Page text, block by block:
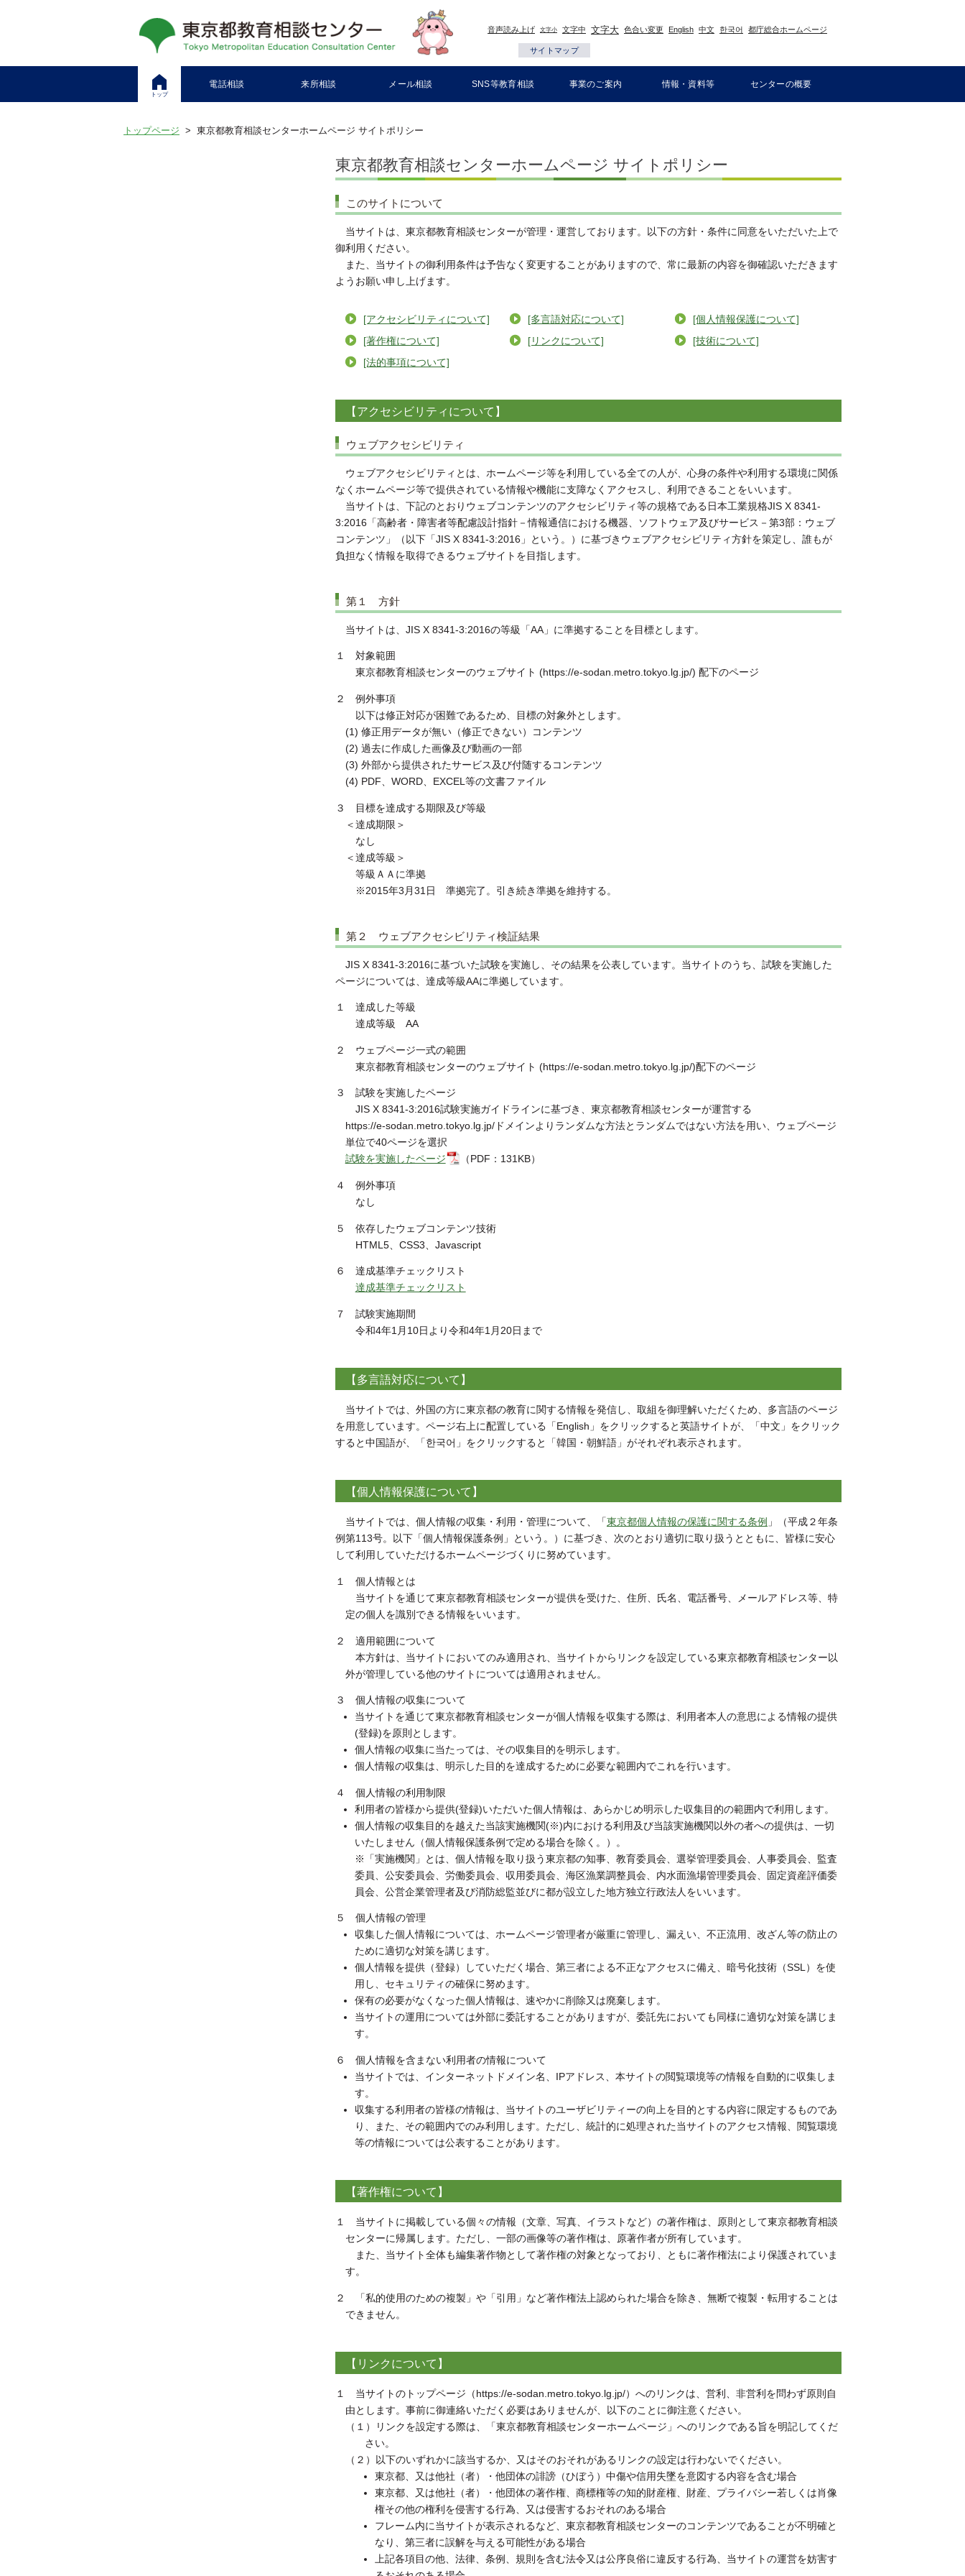
音声読み上げ 文字小 文字中 文字大 色合い変更 English 中文 한국어 都庁総合ホームページ
サイトマップ
トップ
電話相談 来所相談 メール相談 SNS等教育相談 事業のご案内 情報・資料等 センターの概要
トップページ > 東京都教育相談センターホームページ サイトポリシー
東京都教育相談センターホームページ サイトポリシー
このサイトについて
当サイトは、東京都教育相談センターが管理・運営しております。以下の方針・条件に同意をいただいた上で
御利用ください。
また、当サイトの御利用条件は予告なく変更することがありますので、常に最新の内容を御確認いただきます
ようお願い申し上げます。
[アクセシビリティについて] [多言語対応について]
[個人情報保護について]
[著作権について]
[リンクについて]
[技術について]
[法的事項について]
【アクセシビリティについて】
ウェブアクセシビリティ
ウェブアクセシビリティとは、ホームページ等を利用している全ての人が、心身の条件や利用する環境に関係
なくホームページ等で提供されている情報や機能に支障なくアクセスし、利用できることをいいます。
当サイトは、下記のとおりウェブコンテンツのアクセシビリティ等の規格である日本工業規格JIS X 8341-
3:2016「高齢者・障害者等配慮設計指針－情報通信における機器、ソフトウェア及びサービス－第3部：ウェブ
コンテンツ」（以下「JIS X 8341-3:2016」という。）に基づきウェブアクセシビリティ方針を策定し、誰もが
負担なく情報を取得できるウェブサイトを目指します。
第１ 方針
当サイトは、JIS X 8341-3:2016の等級「AA」に準拠することを目標とします。
１ 対象範囲
東京都教育相談センターのウェブサイト (https://e-sodan.metro.tokyo.lg.jp/) 配下のページ
２ 例外事項
以下は修正対応が困難であるため、目標の対象外とします。
(1) 修正用データが無い（修正できない）コンテンツ
(2) 過去に作成した画像及び動画の一部
(3) 外部から提供されたサービス及び付随するコンテンツ
(4) PDF、WORD、EXCEL等の文書ファイル
３ 目標を達成する期限及び等級
＜達成期限＞
なし
＜達成等級＞
等級ＡＡに準拠
※2015年3月31日 準拠完了。引き続き準拠を維持する。
第２ ウェブアクセシビリティ検証結果
JIS X 8341-3:2016に基づいた試験を実施し、その結果を公表しています。当サイトのうち、試験を実施した
ページについては、達成等級AAに準拠しています。
１ 達成した等級
達成等級 AA
２ ウェブページ一式の範囲
東京都教育相談センターのウェブサイト (https://e-sodan.metro.tokyo.lg.jp/)配下のページ
３ 試験を実施したページ
JIS X 8341-3:2016試験実施ガイドラインに基づき、東京都教育相談センターが運営する
https://e-sodan.metro.tokyo.lg.jp/ドメインよりランダムな方法とランダムではない方法を用い、ウェブページ
単位で40ページを選択
試験を実施したページ
（PDF：131KB）
４ 例外事項
なし
５ 依存したウェブコンテンツ技術
HTML5、CSS3、Javascript
６ 達成基準チェックリスト
達成基準チェックリスト
７ 試験実施期間
令和4年1月10日より令和4年1月20日まで
【多言語対応について】
当サイトでは、外国の方に東京都の教育に関する情報を発信し、取組を御理解いただくため、多言語のページ
を用意しています。ページ右上に配置している「English」をクリックすると英語サイトが、「中文」をクリック
すると中国語が、「한국어」をクリックすると「韓国・朝鮮語」がそれぞれ表示されます。
【個人情報保護について】
当サイトでは、個人情報の収集・利用・管理について、「 東京都個人情報の保護に関する条例 」（平成２年条
例第113号。以下「個人情報保護条例」という。）に基づき、次のとおり適切に取り扱うとともに、皆様に安心
して利用していただけるホームページづくりに努めています。
１ 個人情報とは
当サイトを通じて東京都教育相談センターが提供を受けた、住所、氏名、電話番号、メールアドレス等、特
定の個人を識別できる情報をいいます。
２ 適用範囲について
本方針は、当サイトにおいてのみ適用され、当サイトからリンクを設定している東京都教育相談センター以
外が管理している他のサイトについては適用されません。
３ 個人情報の収集について
当サイトを通じて東京都教育相談センターが個人情報を収集する際は、利用者本人の意思による情報の提供
(登録)を原則とします。
個人情報の収集に当たっては、その収集目的を明示します。
個人情報の収集は、明示した目的を達成するために必要な範囲内でこれを行います。
４ 個人情報の利用制限
利用者の皆様から提供(登録)いただいた個人情報は、あらかじめ明示した収集目的の範囲内で利用します。
個人情報の収集目的を越えた当該実施機関(※)内における利用及び当該実施機関以外の者への提供は、一切
いたしません（個人情報保護条例で定める場合を除く。）。
※「実施機関」とは、個人情報を取り扱う東京都の知事、教育委員会、選挙管理委員会、人事委員会、監査
委員、公安委員会、労働委員会、収用委員会、海区漁業調整員会、内水面漁場管理委員会、固定資産評価委
員会、公営企業管理者及び消防総監並びに都が設立した地方独立行政法人をいいます。
５ 個人情報の管理
収集した個人情報については、ホームページ管理者が厳重に管理し、漏えい、不正流用、改ざん等の防止の
ために適切な対策を講じます。
個人情報を提供（登録）していただく場合、第三者による不正なアクセスに備え、暗号化技術（SSL）を使
用し、セキュリティの確保に努めます。
保有の必要がなくなった個人情報は、速やかに削除又は廃棄します。
当サイトの運用については外部に委託することがありますが、委託先においても同様に適切な対策を講じま
す。
６ 個人情報を含まない利用者の情報について
当サイトでは、インターネットドメイン名、IPアドレス、本サイトの閲覧環境等の情報を自動的に収集しま
す。
収集する利用者の皆様の情報は、当サイトのユーザビリティーの向上を目的とする内容に限定するものであ
り、また、その範囲内でのみ利用します。ただし、統計的に処理された当サイトのアクセス情報、閲覧環境
等の情報については公表することがあります。
【著作権について】
１ 当サイトに掲載している個々の情報（文章、写真、イラストなど）の著作権は、原則として東京都教育相談
センターに帰属します。ただし、一部の画像等の著作権は、原著作者が所有しています。
また、当サイト全体も編集著作物として著作権の対象となっており、ともに著作権法により保護されていま
す。
２ 「私的使用のための複製」や「引用」など著作権法上認められた場合を除き、無断で複製・転用することは
できません。
【リンクについて】
１ 当サイトのトップページ（https://e-sodan.metro.tokyo.lg.jp/）へのリンクは、営利、非営利を問わず原則自
由とします。事前に御連絡いただく必要はありませんが、以下のことに御注意ください。
（１）リンクを設定する際は、「東京都教育相談センターホームページ」へのリンクである旨を明記してくだ
さい。
（２）以下のいずれかに該当するか、又はそのおそれがあるリンクの設定は行わないでください。
東京都、又は他社（者）・他団体の誹謗（ひぼう）中傷や信用失墜を意図する内容を含む場合
東京都、又は他社（者）・他団体の著作権、商標権等の知的財産権、財産、プライバシー若しくは肖像
権その他の権利を侵害する行為、又は侵害するおそれのある場合
フレーム内に当サイトが表示されるなど、東京都教育相談センターのコンテンツであることが不明確と
なり、第三者に誤解を与える可能性がある場合
上記各項目の他、法律、条例、規則を含む法令又は公序良俗に違反する行為、当サイトの運営を妨害す